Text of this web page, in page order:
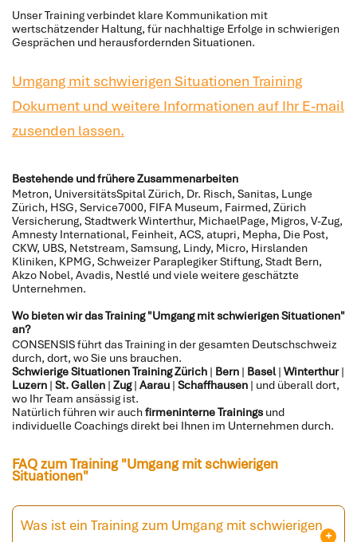
Unser Training verbindet klare Kommunikation mit
wertschätzender Haltung, für nachhaltige Erfolge in schwierigen
Gesprächen und herausfordernden Situationen.
Umgang mit schwierigen Situationen Training
Dokument und weitere Informationen auf Ihr E-mail
zusenden lassen.
Bestehende und frühere Zusammenarbeiten
Metron, UniversitätsSpital Zürich, Dr. Risch, Sanitas, Lunge
Zürich, HSG, Service7000, FIFA Museum, Fairmed, Zürich
Versicherung, Stadtwerk Winterthur, MichaelPage, Migros, V-Zug,
Amnesty International, Feinheit, ACS, atupri, Mepha, Die Post,
CKW, UBS, Netstream, Samsung, Lindy, Micro, Hirslanden
Kliniken, KPMG, Schweizer Paraplegiker Stiftung, Stadt Bern,
Akzo Nobel, Avadis, Nestlé und viele weitere geschätzte
Unternehmen.
Wo bieten wir das Training "Umgang mit schwierigen Situationen"
an?
CONSENSIS führt das Training in der gesamten Deutschschweiz
durch, dort, wo Sie uns brauchen.
Schwierige Situationen Training Zürich | Bern | Basel| Winterthur|
Luzern | St. Gallen | Zug| Aarau | Schaffhausen | und überall dort,
wo Ihr Team ansässig ist.
Natürlich führen wir auchfirmeninterne Trainingsund
individuelle Coachings direkt bei Ihnen im Unternehmen durch.
FAQ zum Training "Umgang mit schwierigen
Situationen"
Was ist ein Training zum Umgang mit schwierigen